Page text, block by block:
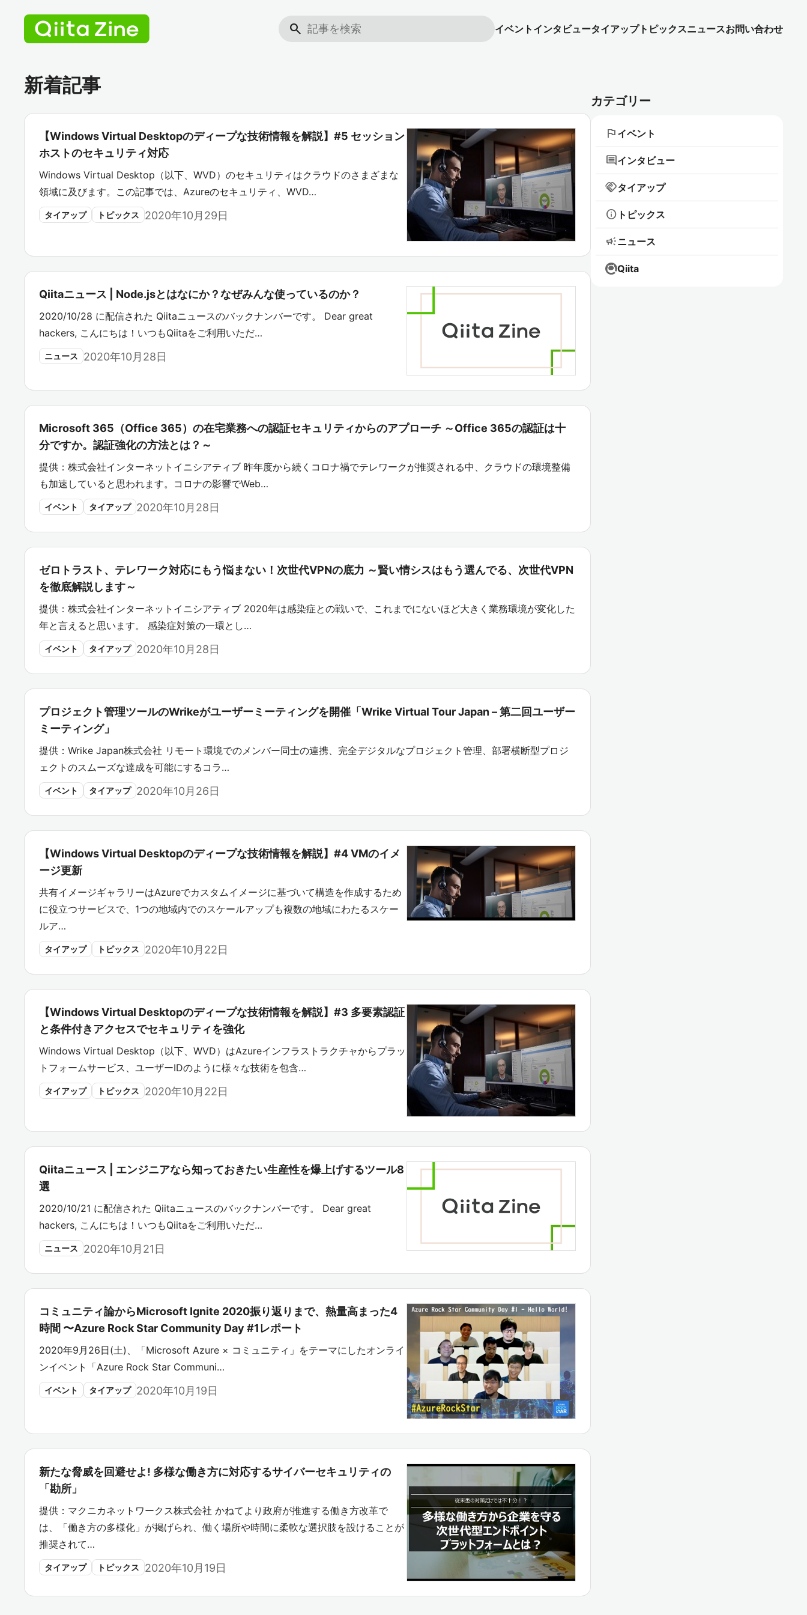
search イベント インタビュータイアップトピックスニュースお問い合わせ
新着記事
【Windows Virtual Desktopのディープな技術情報を解説】#5 セッション
ホストのセキュリティ対応
Windows Virtual Desktop（以下、WVD）のセキュリティはクラウドのさまざまな
領域に及びます。この記事では、Azureのセキュリティ、WVD…
タイアップ トピックス 2020年10月29日
Qiitaニュース | Node.jsとはなにか？なぜみんな使っているのか？
2020/10/28 に配信された Qiitaニュースのバックナンバーです。 Dear great
hackers, こんにちは！いつもQiitaをご利用いただ…
ニュース 2020年10月28日
Microsoft 365（Office 365）の在宅業務への認証セキュリティからのアプローチ ～Office 365の認証は十
分ですか。認証強化の方法とは？～
提供：株式会社インターネットイニシアティブ 昨年度から続くコロナ禍でテレワークが推奨される中、クラウドの環境整備
も加速していると思われます。コロナの影響でWeb…
イベント タイアップ 2020年10月28日
ゼロトラスト、テレワーク対応にもう悩まない！次世代VPNの底力 ～賢い情シスはもう選んでる、次世代VPN
を徹底解説します～
提供：株式会社インターネットイニシアティブ 2020年は感染症との戦いで、これまでにないほど大きく業務環境が変化した
年と言えると思います。 感染症対策の一環とし…
イベント タイアップ 2020年10月28日
プロジェクト管理ツールのWrikeがユーザーミーティングを開催「Wrike Virtual Tour Japan – 第二回ユーザー
ミーティング」
提供：Wrike Japan株式会社 リモート環境でのメンバー同士の連携、完全デジタルなプロジェクト管理、部署横断型プロジ
ェクトのスムーズな達成を可能にするコラ…
イベント タイアップ 2020年10月26日
【Windows Virtual Desktopのディープな技術情報を解説】#4 VMのイメ
ージ更新
共有イメージギャラリーはAzureでカスタムイメージに基づいて構造を作成するため
に役立つサービスで、1つの地域内でのスケールアップも複数の地域にわたるスケー
ルア…
タイアップ トピックス 2020年10月22日
【Windows Virtual Desktopのディープな技術情報を解説】#3 多要素認証
と条件付きアクセスでセキュリティを強化
Windows Virtual Desktop（以下、WVD）はAzureインフラストラクチャからプラッ
トフォームサービス、ユーザーIDのように様々な技術を包含…
タイアップ トピックス 2020年10月22日
Qiitaニュース | エンジニアなら知っておきたい生産性を爆上げするツール8
選
2020/10/21 に配信された Qiitaニュースのバックナンバーです。 Dear great
hackers, こんにちは！いつもQiitaをご利用いただ…
ニュース 2020年10月21日
コミュニティ論からMicrosoft Ignite 2020振り返りまで、熱量高まった4
時間 〜Azure Rock Star Community Day #1レポート
2020年9月26日(土)、「Microsoft Azure × コミュニティ」をテーマにしたオンライ
ンイベント「Azure Rock Star Communi…
イベント タイアップ 2020年10月19日
新たな脅威を回避せよ! 多様な働き方に対応するサイバーセキュリティの
「勘所」
提供：マクニカネットワークス株式会社 かねてより政府が推進する働き方改革で
は、「働き方の多様化」が掲げられ、働く場所や時間に柔軟な選択肢を設けることが
推奨されて…
タイアップ トピックス 2020年10月19日
カテゴリー
flag イベント
commentインタビュー
handshakeタイアップ
info トピックス
campaignニュース
Qiita